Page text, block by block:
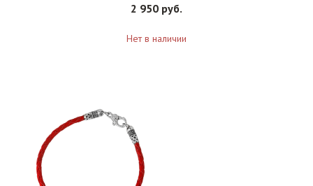
2 950 руб.
Нет в наличии